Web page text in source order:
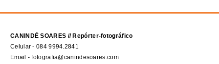
CANINDÉ SOARES // Repórter-fotográfico
Celular - 084 9994.2841
Email - fotografia@canindesoares.com